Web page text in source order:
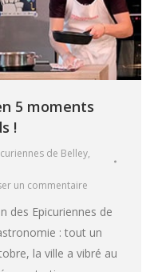
5 moments
!
de Belley,
un commentaire
des Epicuriennes de
: tout un
la ville a vibré au